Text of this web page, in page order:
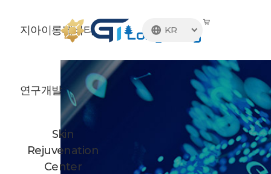
KR 
지아이롱제비티
연구개발
Skin
Rejuvenation
Center